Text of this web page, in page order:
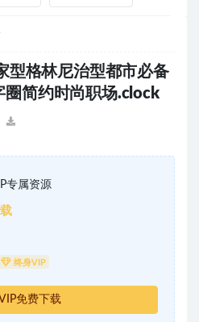
型格林尼治型都市必备
圈简约时尚职场.clock
专属资源
终身VIP
免费下载